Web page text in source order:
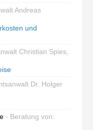
Andreas
und
Christian Spies,
Dr. Holger
- Beratung von: